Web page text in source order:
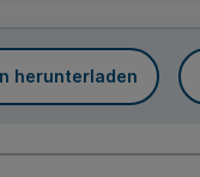
herunterladen